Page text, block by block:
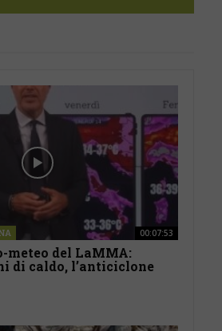
00:07:53
meteo del LaMMA:
di caldo, l’anticiclone